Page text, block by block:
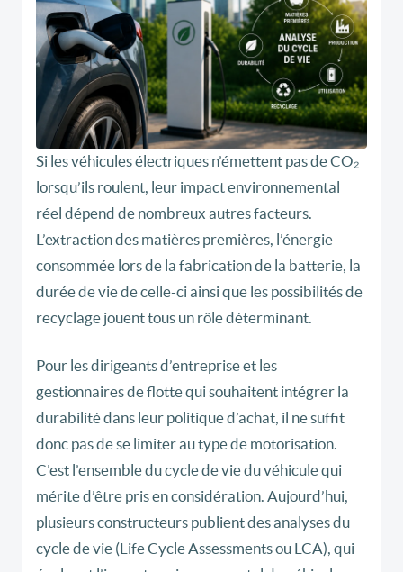
Si les véhicules électriques n’émettent pas de CO₂
lorsqu’ils roulent, leur impact environnemental
réel dépend de nombreux autres facteurs.
L’extraction des matières premières, l’énergie
consommée lors de la fabrication de la batterie, la
durée de vie de celle-ci ainsi que les possibilités de
recyclage jouent tous un rôle déterminant.
Pour les dirigeants d’entreprise et les
gestionnaires de flotte qui souhaitent intégrer la
durabilité dans leur politique d’achat, il ne suffit
donc pas de se limiter au type de motorisation.
C’est l’ensemble du cycle de vie du véhicule qui
mérite d’être pris en considération. Aujourd’hui,
plusieurs constructeurs publient des analyses du
cycle de vie (Life Cycle Assessments ou LCA), qui